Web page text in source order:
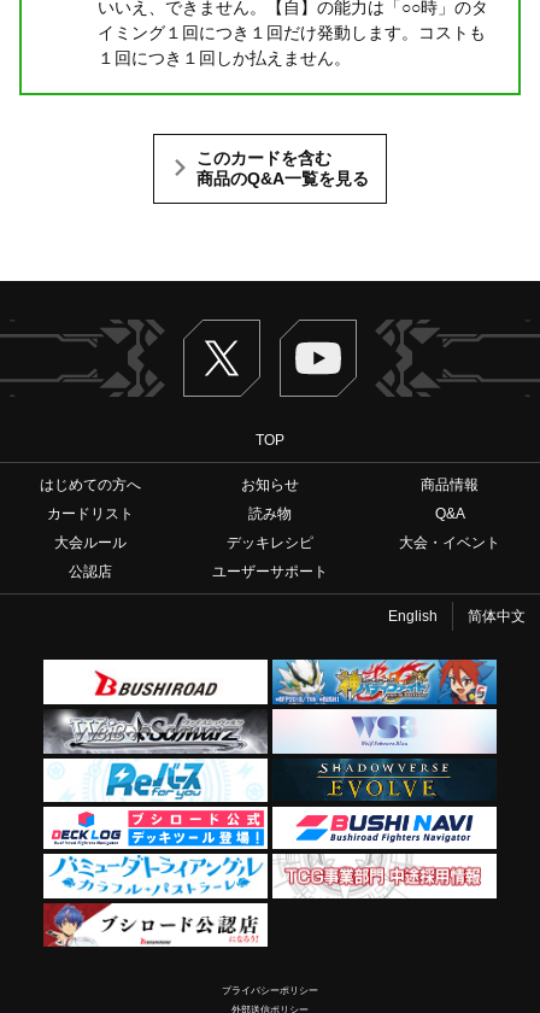
いいえ、できません。【自】の能力は「○○時」のタ
イミング１回につき１回だけ発動します。コストも
１回につき１回しか払えません。
このカードを含む
商品のQ&A一覧を見る
Twitter ヴァンガードch
TOP
はじめての方へ お知らせ
商品情報
カードリスト
読み物
Q&A
大会ルール
デッキレシピ
大会・イベント
公認店
ユーザーサポート
English 简体中文
プライバシーポリシー
外部送信ポリシー